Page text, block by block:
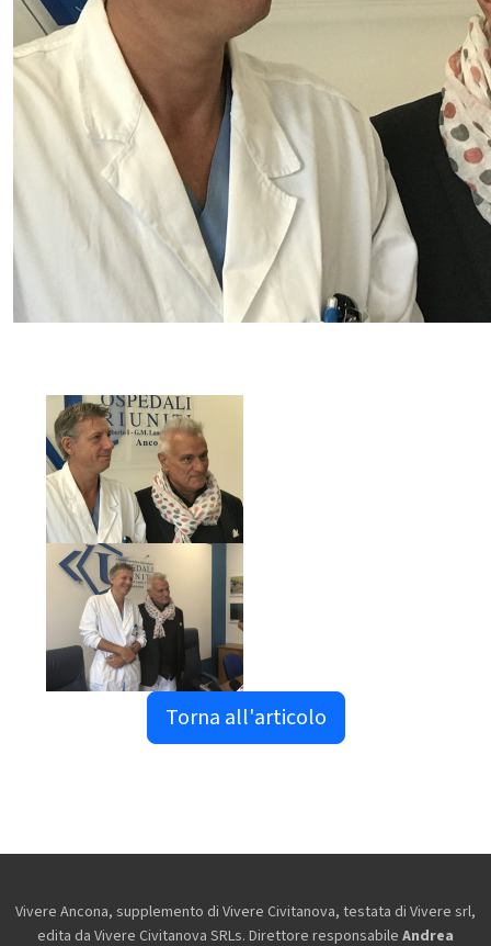
Torna all'articolo
Vivere Ancona, supplemento di Vivere Civitanova, testata di Vivere srl,
edita da Vivere Civitanova SRLs. Direttore responsabile Andrea